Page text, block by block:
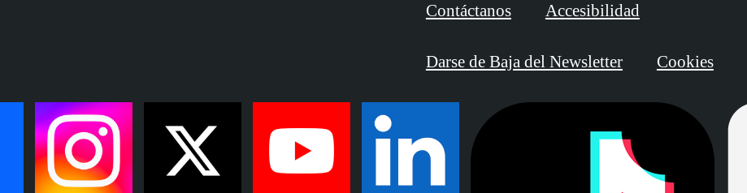
Contáctanos Accesibilidad
Darse de Baja del Newsletter Cookies